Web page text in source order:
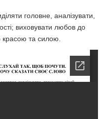
головне, аналізувати,
виховувати любов до
кра­сою та силою.